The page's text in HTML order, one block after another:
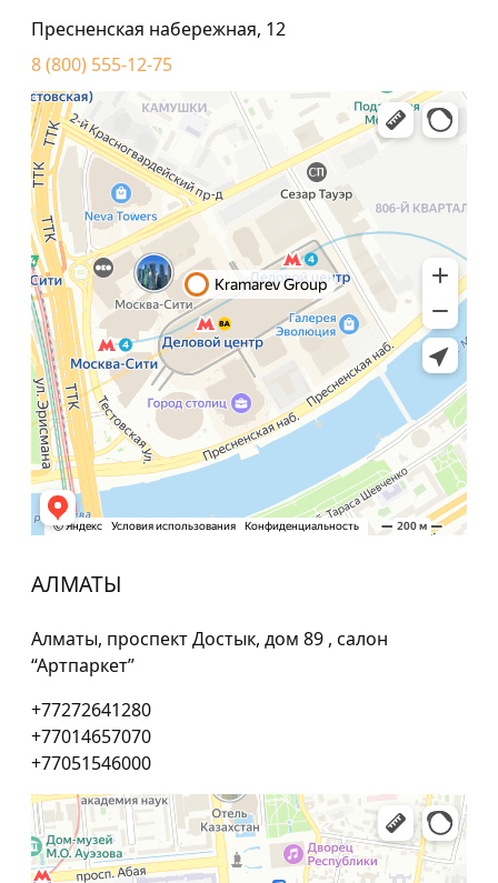
Пресненская набережная, 12
8 (800) 555-12-75
АЛМАТЫ
Алматы, проспект Достык, дом 89 , салон
“Артпаркет”
+77272641280
+77014657070
+77051546000